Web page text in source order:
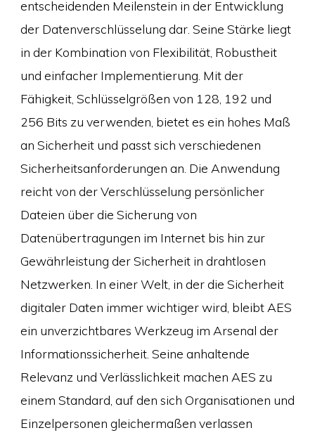
entscheidenden Meilenstein in der Entwicklung
der Datenverschlüsselung dar. Seine Stärke liegt
in der Kombination von Flexibilität, Robustheit
und einfacher Implementierung. Mit der
Fähigkeit, Schlüsselgrößen von 128, 192 und
256 Bits zu verwenden, bietet es ein hohes Maß
an Sicherheit und passt sich verschiedenen
Sicherheitsanforderungen an. Die Anwendung
reicht von der Verschlüsselung persönlicher
Dateien über die Sicherung von
Datenübertragungen im Internet bis hin zur
Gewährleistung der Sicherheit in drahtlosen
Netzwerken. In einer Welt, in der die Sicherheit
digitaler Daten immer wichtiger wird, bleibt AES
ein unverzichtbares Werkzeug im Arsenal der
Informationssicherheit. Seine anhaltende
Relevanz und Verlässlichkeit machen AES zu
einem Standard, auf den sich Organisationen und
Einzelpersonen gleichermaßen verlassen